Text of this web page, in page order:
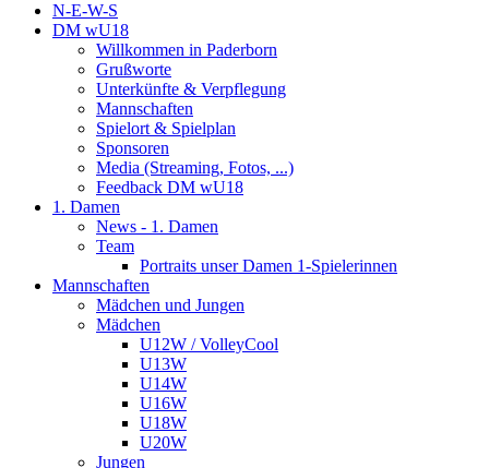
N-E-W-S
DM wU18
Willkommen in Paderborn
Grußworte
Unterkünfte & Verpflegung
Mannschaften
Spielort & Spielplan
Sponsoren
Media (Streaming, Fotos, ...)
Feedback DM wU18
1. Damen
News - 1. Damen
Team
Portraits unser Damen 1-Spielerinnen
Mannschaften
Mädchen und Jungen
Mädchen
U12W / VolleyCool
U13W
U14W
U16W
U18W
U20W
Jungen